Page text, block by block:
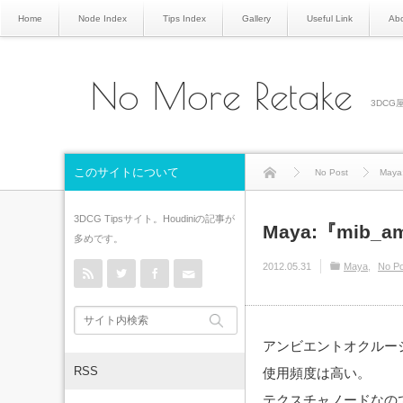
Home Node Index Tips Index Gallery Useful Link
No More Retake 3DCG
No Post
Maya:『
2012.05.31 Maya No
アンビエントオクル
使用頻度は高い。
テクスチャノードな
このサイトについて
3DCG Tipsサイト。Houdiniの記事が
多めです。
rss Twitter Facebook
RSS